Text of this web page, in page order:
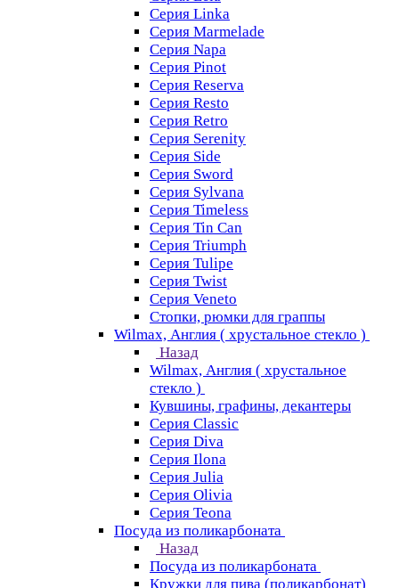
Серия Linka
Серия Marmelade
Серия Napa
Серия Pinot
Серия Reserva
Серия Resto
Серия Retro
Серия Serenity
Серия Side
Серия Sword
Серия Sуlvana
Серия Timeless
Серия Tin Can
Серия Triumph
Серия Tulipe
Серия Twist
Серия Veneto
Стопки, рюмки для граппы
Wilmax, Англия ( хрустальное стекло )
Назад
Wilmax, Англия ( хрустальное
стекло )
Кувшины, графины, декантеры
Серия Classic
Серия Diva
Серия Ilona
Серия Julia
Серия Olivia
Серия Teona
Посуда из поликарбоната
Назад
Посуда из поликарбоната
Кружки для пива (поликарбонат)